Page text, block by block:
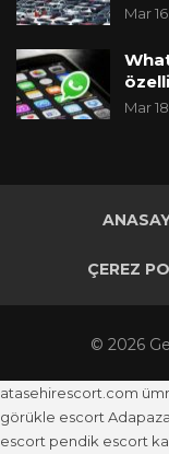
Mar
Mar
ÇEREZ
© 2026
atasehirescort.com
görükle escort
escort pendik escort